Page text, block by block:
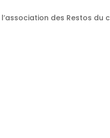
des Restos du